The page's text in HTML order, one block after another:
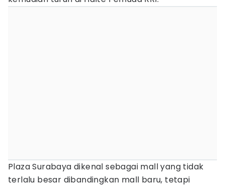
Plaza Surabaya dikenal sebagai mall yang tidak
terlalu besar dibandingkan mall baru, tetapi